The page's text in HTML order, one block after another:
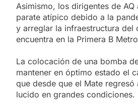
Asimismo, los dirigentes de AQ
parate atípico debido a la
y arreglar la infraestructura del
encuentra en la Primera B
La colocación de una bomba
mantener en óptimo estado el
que desde que el Mate regresó
lucido en grandes condiciones.